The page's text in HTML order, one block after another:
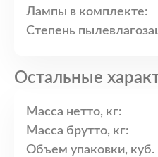
Лампы в комплекте:
Степень
Остальные
Масса нетто, кг:
Масса брутто, кг:
Объем упаковки, куб.